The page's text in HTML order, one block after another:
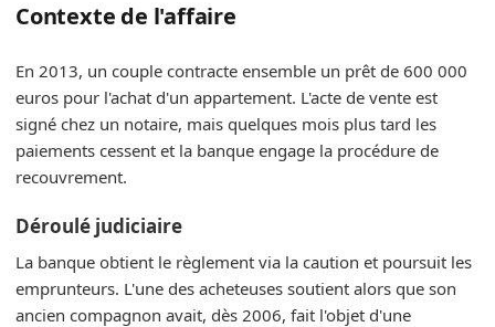
Contexte de l'affaire
En 2013, un couple contracte ensemble un prêt de 600 000
euros pour l'achat d'un appartement. L'acte de vente est
signé chez un notaire, mais quelques mois plus tard les
paiements cessent et la banque engage la procédure de
recouvrement.
Déroulé judiciaire
La banque obtient le règlement via la caution et poursuit les
emprunteurs. L'une des acheteuses soutient alors que son
ancien compagnon avait, dès 2006, fait l'objet d'une